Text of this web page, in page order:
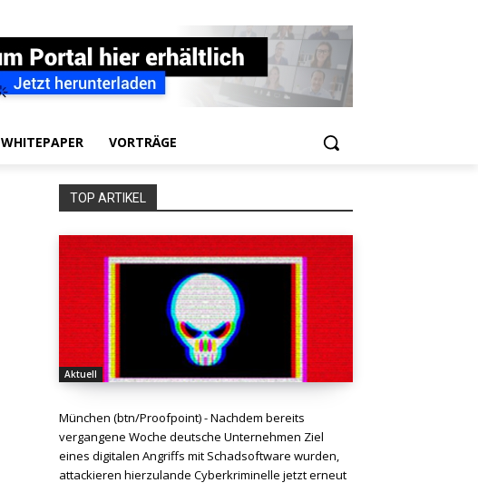
WHITEPAPER VORTRÄGE
TOP ARTIKEL
Aktuell
München (btn/Proofpoint) - Nachdem bereits
vergangene Woche deutsche Unternehmen Ziel
eines digitalen Angriffs mit Schadsoftware wurden,
attackieren hierzulande Cyberkriminelle jetzt erneut